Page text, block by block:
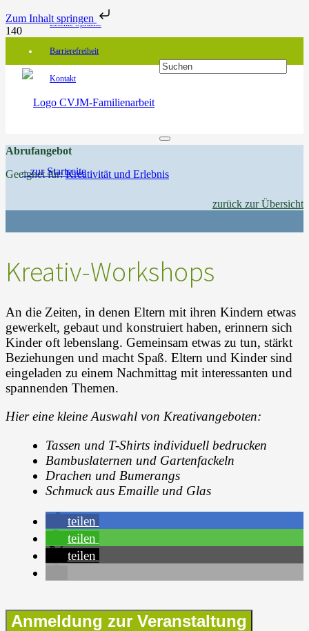
Zum Inhalt springen
Leichte Sprache
Barrierefreiheit
Kontakt
Abrufangebot
Geeignet für:Kreativität und Erlebnis
zurück zur Übersicht
Kreativ-Workshops
An die Zeiten, in denen Eltern mit ihren Kindern etwas
gewerkelt, gebaut und konstruiert haben, erinnern sich
Kinder oft lebenslang. Gemeinsam etwas zu tun, stärkt
Beziehungen und macht Spaß. Eltern und Kinder sind
eingeladen zu einem Nachmittag mit interessanten und
spannenden Themen.
Hier eine kleine Auswahl von Kreativangeboten:
Tassen und T-Shirts individuell bedrucken
Bambuslaternen und Gartenfackeln
Drachen und Bumerangs
Schmuck aus Emaille und Glas
teilen
teilen
teilen
Anmeldung zur Veranstaltung